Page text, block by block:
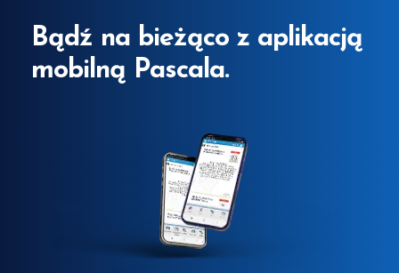
Bądź na bieżąco z aplikacją
mobilną Pascala.